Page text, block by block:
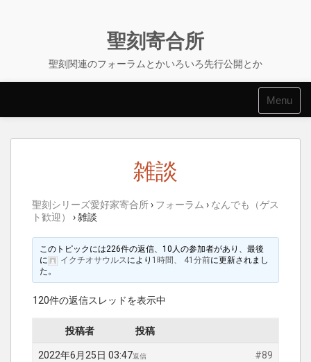
聖刻寄合所
聖刻関連のフォーラムとかいろいろ先行公開とか
Menu
雑談
聖刻シリーズ愛好家寄合所› フォーラム › なんでも（ゲス
ト歓迎）
›雑談
このトピックには226件の返信、10人の参加者があり、最後
に
イクチオサウルスにより 1時間、 41分前に更新されまし
た。
120件の返信スレッドを表示中
投稿者 投稿
2022年6月25日 03:47 #89
返信